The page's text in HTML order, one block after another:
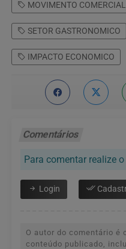
MOVIMENTO COMERCIAL
SETOR GASTRONOMICO
IMPACTO ECONOMICO
Comentários
Para comentar realize
Login
O autor do comentário é
conteúdo publicado,